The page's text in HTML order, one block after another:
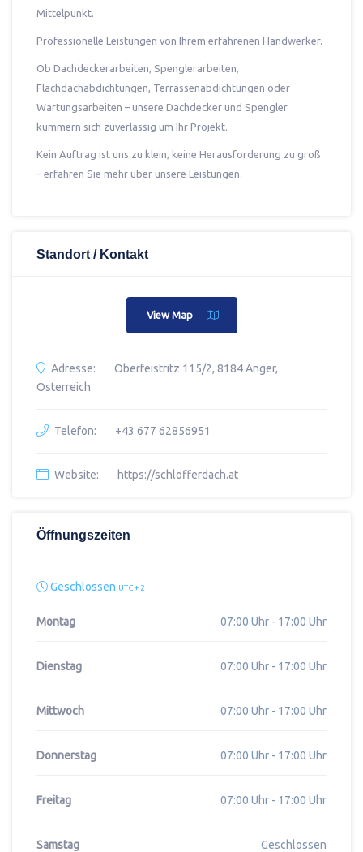
Mittelpunkt.
Professionelle Leistungen von Ihrem erfahrenen Handwerker.
Ob Dachdeckerarbeiten, Spenglerarbeiten,
Flachdachabdichtungen, Terrassenabdichtungen oder
Wartungsarbeiten – unsere Dachdecker und Spengler
kümmern sich zuverlässig um Ihr Projekt.
Kein Auftrag ist uns zu klein, keine Herausforderung zu groß
– erfahren Sie mehr über unsere Leistungen.
Standort / Kontakt
View Map
Adresse:
Oberfeistritz 115/2, 8184 Anger,
Österreich
Telefon: +43 677 62856951
Website: https://schlofferdach.at
Öffnungszeiten
Geschlossen UTC + 2
Montag 07:00 Uhr - 17:00 Uhr
Dienstag 07:00 Uhr - 17:00 Uhr
Mittwoch 07:00 Uhr - 17:00 Uhr
Donnerstag 07:00 Uhr - 17:00 Uhr
Freitag 07:00 Uhr - 17:00 Uhr
Samstag Geschlossen